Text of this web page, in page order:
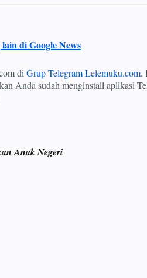
di Google News
di Grup Telegram Lelemuku.com.
Anda sudah menginstall aplikasi
Anak Negeri